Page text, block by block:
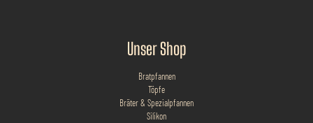
Unser Shop
Bratpfannen
Töpfe
Bräter & Spezialpfannen
Silikon